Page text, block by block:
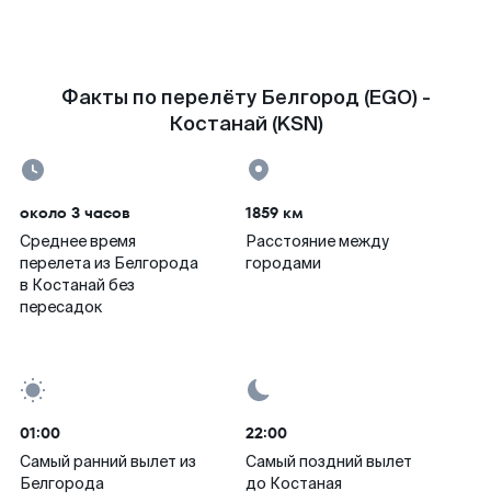
Факты по перелёту Белгород (EGO) -
Костанай (KSN)
около 3 часов
Среднее время
перелета из Белгорода
в Костанай без
пересадок
1859 км
Расстояние между
городами
01:00
Самый ранний вылет из
Белгорода
22:00
Самый поздний вылет
до Костаная